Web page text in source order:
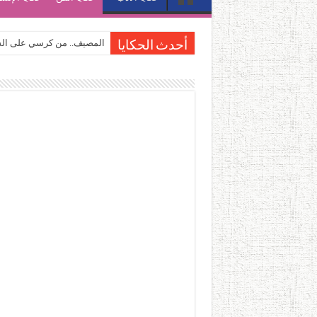
أحدث الحكايا المصيف.. من كرسي على
القاهرة «ألف ليلة وليلة»..